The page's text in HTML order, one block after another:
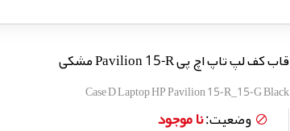
قاب کف لپ تاپ اچ پی Pavilion 15-R مشکی
Case D Laptop HP Pavilion 15-R_15-G Black
وضعیت:نا موجود